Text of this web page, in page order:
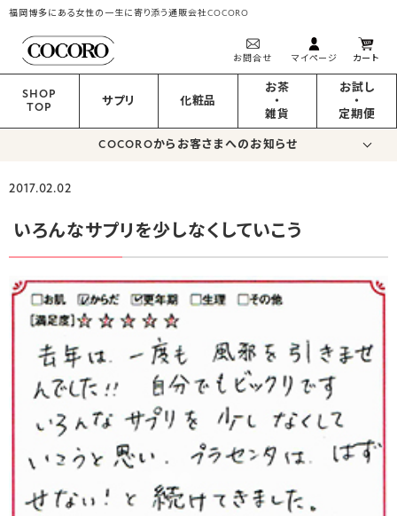
福岡博多にある女性の一生に寄り添う通販会社COCORO
お問合せ マイページ カート
SHOP
TOP
サプリ 化粧品
お茶
・
雑貨
お試し
・
定期便
COCOROからお客さまへのお知らせ
2017.02.02
いろんなサプリを少しなくしていこう